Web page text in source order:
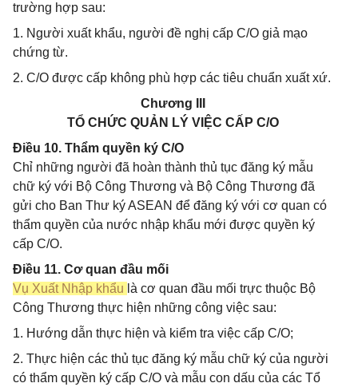
trường hợp sau:
1. Người xuất khẩu, người đề nghị cấp C/O giả mạo
chứng từ.
2. C/O được cấp không phù hợp các tiêu chuẩn xuất xứ.
Chương III
TỔ CHỨC QUẢN LÝ VIỆC CẤP C/O
Điều 10. Thẩm quyền ký C/O
Chỉ những người đã hoàn thành thủ tục đăng ký mẫu
chữ ký với Bộ Công Thương và Bộ Công Thương đã
gửi cho Ban Thư ký ASEAN để đăng ký với cơ quan có
thẩm quyền của nước nhập khẩu mới được quyền ký
cấp C/O.
Điều 11. Cơ quan đầu mối
Vụ Xuất Nhập khẩu là cơ quan đầu mối trực thuộc Bộ
Công Thương thực hiện những công việc sau:
1. Hướng dẫn thực hiện và kiểm tra việc cấp C/O;
2. Thực hiện các thủ tục đăng ký mẫu chữ ký của người
có thẩm quyền ký cấp C/O và mẫu con dấu của các Tổ